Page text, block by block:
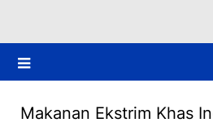
Makanan Ekstrim Khas